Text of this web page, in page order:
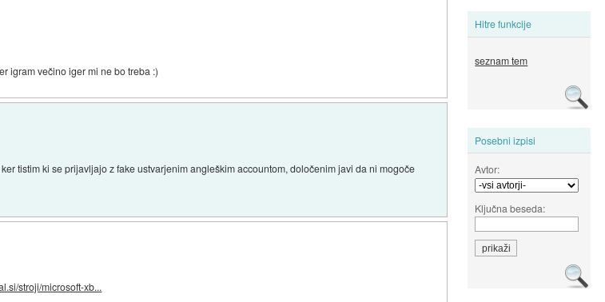
Hitre funkcije
seznam tem
Posebni izpisi
Avtor:
Ključna beseda:
igram večino iger mi ne bo treba :)
tistim ki se prijavljajo z fake ustvarjenim angleškim accountom, določenim javi da ni mogoče
stroji/microsoft-xb...